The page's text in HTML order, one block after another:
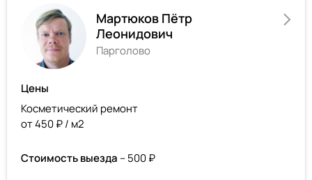
Мартюков Пётр
Леонидович
Парголово
Цены
Косметический ремонт
от 450 ₽ / м2
Стоимость выезда – 500 ₽